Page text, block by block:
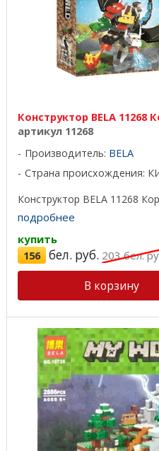
Конструктор BELA 11268
артикул 11268
Производитель: BELA
Страна происхождения:
Конструктор BELA 11268
подробнее
купить
156 бел. руб. 203бел.
В корзину